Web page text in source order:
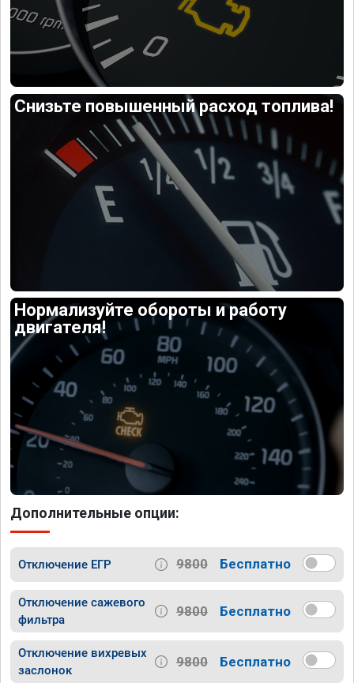
Снизьте повышенный расход топлива!
Нормализуйте обороты и работу
двигателя!
Дополнительные опции:
Отключение ЕГР 9800 Бесплатно
Отключение сажевого
фильтра
9800 Бесплатно
Отключение вихревых
заслонок
9800 Бесплатно